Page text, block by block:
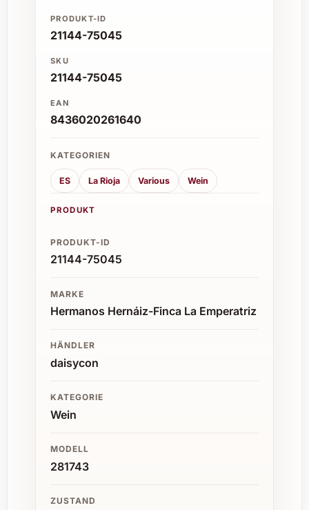
PRODUKT-ID
21144-75045
SKU
21144-75045
EAN
8436020261640
KATEGORIEN
ES La Rioja Various Wein
PRODUKT
PRODUKT-ID
21144-75045
MARKE
Hermanos Hernáiz-Finca La Emperatriz
HÄNDLER
daisycon
KATEGORIE
Wein
MODELL
281743
ZUSTAND